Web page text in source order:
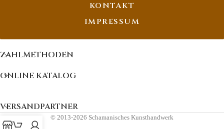
KONTAKT
IMPRESSUM
ZAHLMETHODEN
ONLINE KATALOG
VERSANDPARTNER
© 2013-2026 Schamanisches Kunsthandwerk